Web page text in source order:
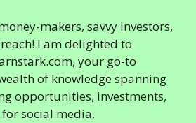
makers, savvy investors,
I am delighted to
your go-to
of knowledge spanning
opportunities, investments,
social media.